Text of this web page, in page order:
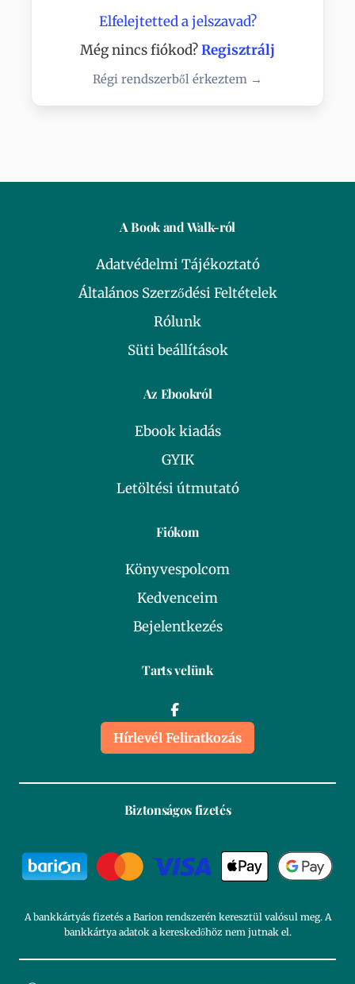
Elfelejtetted a jelszavad?
Még nincs fiókod?Regisztrálj
Régi rendszerből érkeztem →
A Book and Walk-ról
Adatvédelmi Tájékoztató
Általános Szerződési Feltételek
Rólunk
Süti beállítások
Az Ebookról
Ebook kiadás
GYIK
Letöltési útmutató
Fiókom
Könyvespolcom
Kedvenceim
Bejelentkezés
Tarts velünk
Hírlevél Feliratkozás
Biztonságos fizetés
A bankkártyás fizetés a Barion rendszerén keresztül valósul meg. A
bankkártya adatok a kereskedőhöz nem jutnak el.